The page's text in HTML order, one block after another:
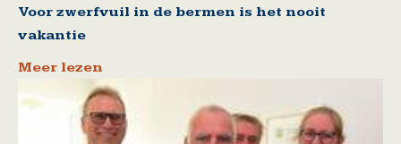
Voor zwerfvuil in de bermen is het nooit
vakantie
Meer lezen